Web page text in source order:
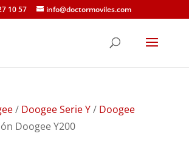
10 57 info@doctormoviles.com
/ Doogee Serie Y/ Doogee
Doogee Y200